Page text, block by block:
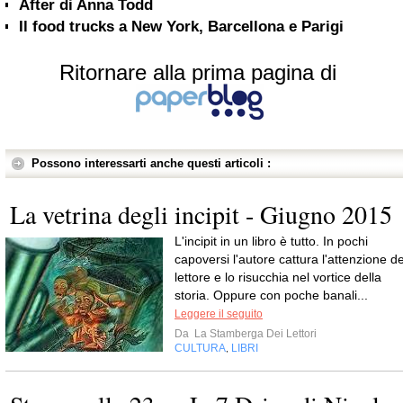
After di Anna Todd
Il food trucks a New York, Barcellona e Parigi
Ritornare alla prima pagina di
Possono interessarti anche questi articoli :
La vetrina degli incipit - Giugno 2015
L'incipit in un libro è tutto. In pochi
capoversi l'autore cattura l'attenzione
lettore e lo risucchia nel vortice della
storia. Oppure con poche banali...
Leggere il seguito
Da La Stamberga Dei Lettori
CULTURA LIBRI